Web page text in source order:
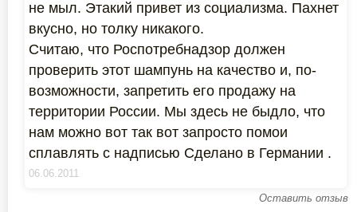
не мыл. Этакий привет из социализма. Пахнет
вкусно, но толку никакого.
Считаю, что Роспотребнадзор должен
проверить этот шампунь на качество и, по-
возможности, запретить его продажу на
территории России. Мы здесь не быдло, что
нам можно вот так вот запросто помои
сплавлять с надписью Сделано в Германии .
06.06.2011
Оставить отзыв